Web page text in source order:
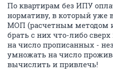
По квартирам без ИПУ
нормативу, в который уже
МОП (расчетным методом
брать с них что-либо
на число прописанных -
умножать на число
вычислить и привлечь!